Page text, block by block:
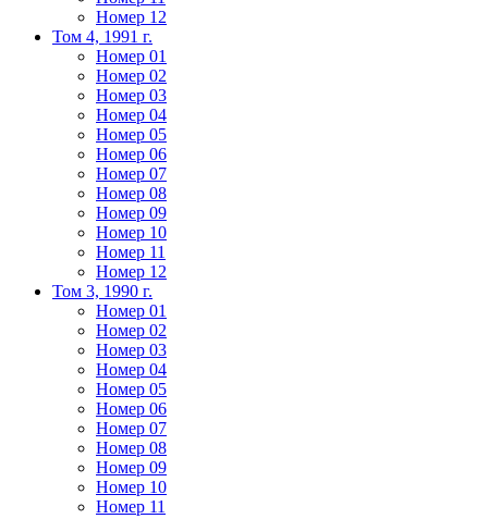
Номер 12
Том 4, 1991 г.
Номер 01
Номер 02
Номер 03
Номер 04
Номер 05
Номер 06
Номер 07
Номер 08
Номер 09
Номер 10
Номер 11
Номер 12
Том 3, 1990 г.
Номер 01
Номер 02
Номер 03
Номер 04
Номер 05
Номер 06
Номер 07
Номер 08
Номер 09
Номер 10
Номер 11